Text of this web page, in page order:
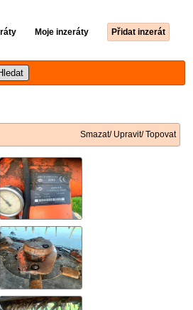
Moje inzeráty Přidat inzerát
Smazat/ Upravit/ Topovat